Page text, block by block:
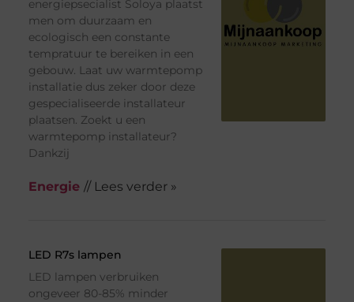
energiepsecialist Soloya plaatst
men om duurzaam en
ecologisch een constante
tempratuur te bereiken in een
gebouw. Laat uw warmtepomp
installatie dus zeker door deze
gespecialiseerde installateur
plaatsen. Zoekt u een
warmtepomp installateur?
Dankzij
Energie // Lees verder »
LED R7s lampen
LED lampen verbruiken
ongeveer 80-85% minder